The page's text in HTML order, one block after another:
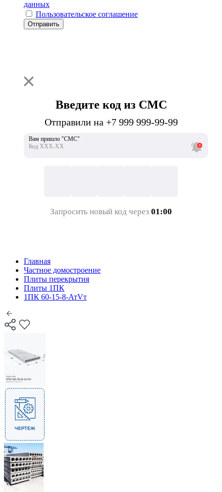
данных
Пользовательское соглашение
Отправить
Введите код из СМС
Отправили на +7 999 999-99-99
Вам пришло "СМС"
Код ХХХ-ХХ
Запросить новый код через 01:00
Главная
Частное домостроение
Плиты перекрытия
Плиты 1ПК
1ПК 60-15-8-АтVт